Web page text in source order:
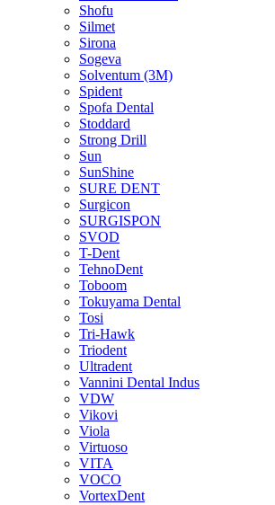
Shofu
Silmet
Sirona
Sogeva
Solventum (3M)
Spident
Spofa Dental
Stoddard
Strong Drill
Sun
SunShine
SURE DENT
Surgicon
SURGISPON
SVOD
T-Dent
TehnoDent
Toboom
Tokuyama Dental
Tosi
Tri-Hawk
Triodent
Ultradent
Vannini Dental Indus
VDW
Vikovi
Viola
Virtuoso
VITA
VOCO
VortexDent